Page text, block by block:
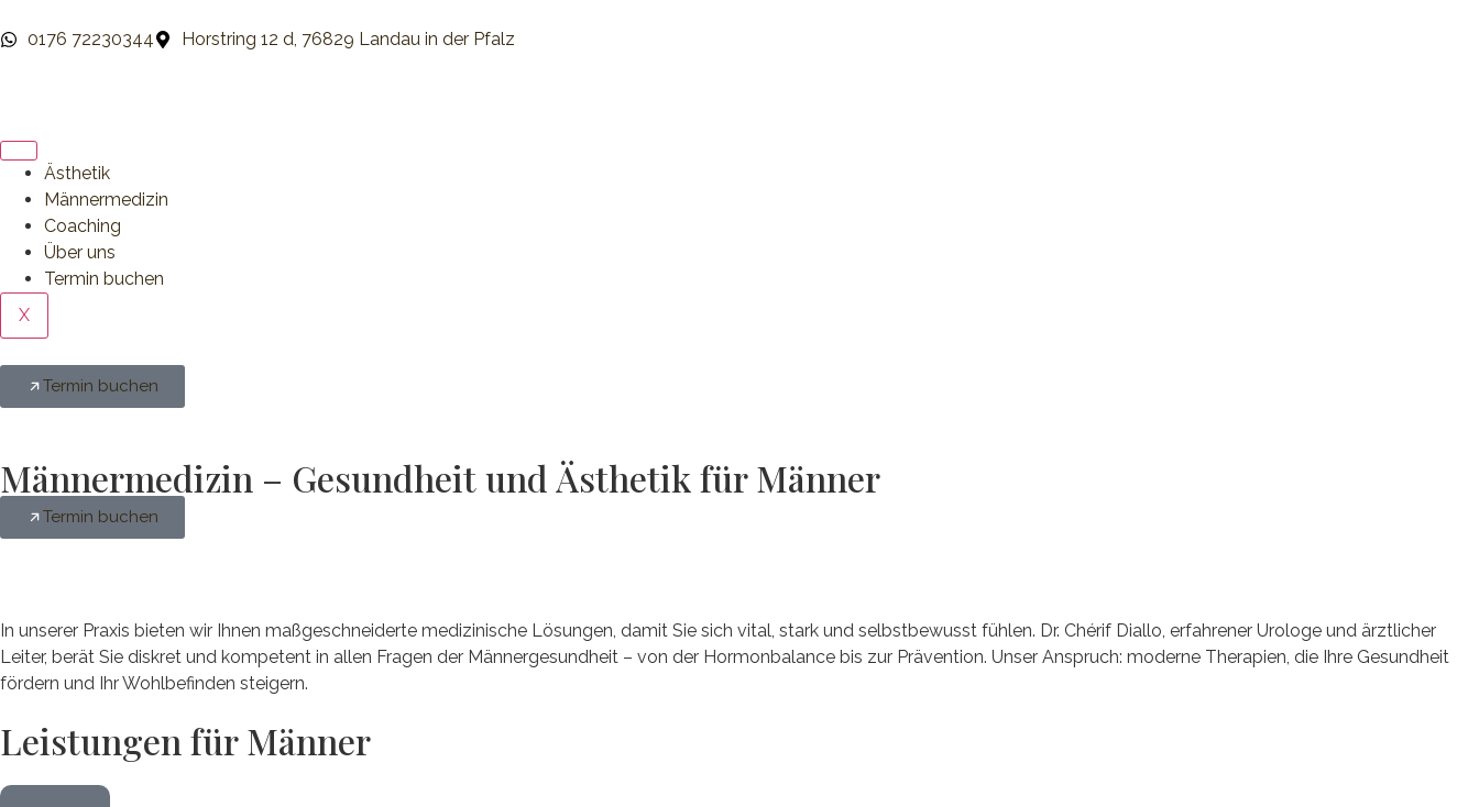
0176 72230344 Horstring 12 d, 76829 Landau in der Pfalz
Ästhetik
Männermedizin
Coaching
Über uns
Termin buchen
X
Termin buchen
Männermedizin – Gesundheit und Ästhetik für Männer
Termin buchen
In unserer Praxis bieten wir Ihnen maßgeschneiderte medizinische Lösungen, damit Sie sich vital, stark und selbstbewusst fühlen. Dr. Chérif Diallo, erfahrener Urologe und ärztlicher
Leiter, berät Sie diskret und kompetent in allen Fragen der Männergesundheit – von der Hormonbalance bis zur Prävention. Unser Anspruch: moderne Therapien, die Ihre Gesundheit
fördern und Ihr Wohlbefinden steigern.
Leistungen für Männer